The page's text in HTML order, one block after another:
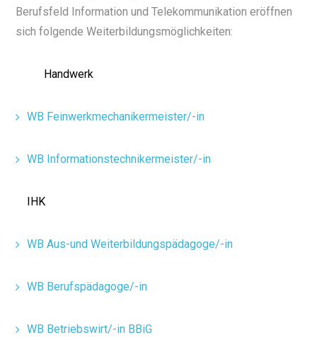
Berufsfeld Information und Telekommunikation eröffnen
sich folgende Weiterbildungsmöglichkeiten:
Handwerk
WB Feinwerkmechanikermeister/-in
WB Informationstechnikermeister/-in
IHK
WB Aus-und Weiterbildungspädagoge/-in
WB Berufspädagoge/-in
WB Betriebswirt/-in BBiG